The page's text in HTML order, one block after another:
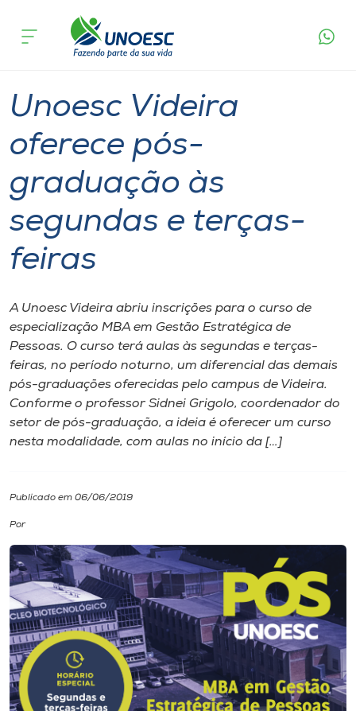
Cursos
Pesquisa
Atendimento ao Estudante
Portal de Ensino
Internacionalização
I.nova
Diplomados
Biblioteca
Editora
Rádio
acontece
Unoesc Videira
oferece pós-
graduação às
segundas e terças-
feiras
A Unoesc Videira abriu inscrições para o curso de
especialização MBA em Gestão Estratégica de
Pessoas. O curso terá aulas às segundas e terças-
feiras, no período noturno, um diferencial das demais
pós-graduações oferecidas pelo campus de Videira.
Conforme o professor Sidnei Grigolo, coordenador do
setor de pós-graduação, a ideia é oferecer um curso
nesta modalidade, com aulas no início da […]
Publicado em 06/06/2019
Por